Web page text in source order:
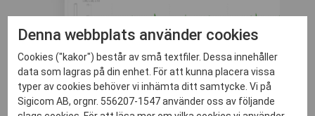
INFRA Net
Denna webbplats använder cookies
Cookies ("kakor") består av små textfiler. Dessa innehåller
data som lagras på din enhet. För att kunna placera vissa
typer av cookies behöver vi inhämta ditt samtycke. Vi på
Sigicom AB, orgnr. 556207-1547 använder oss av följande